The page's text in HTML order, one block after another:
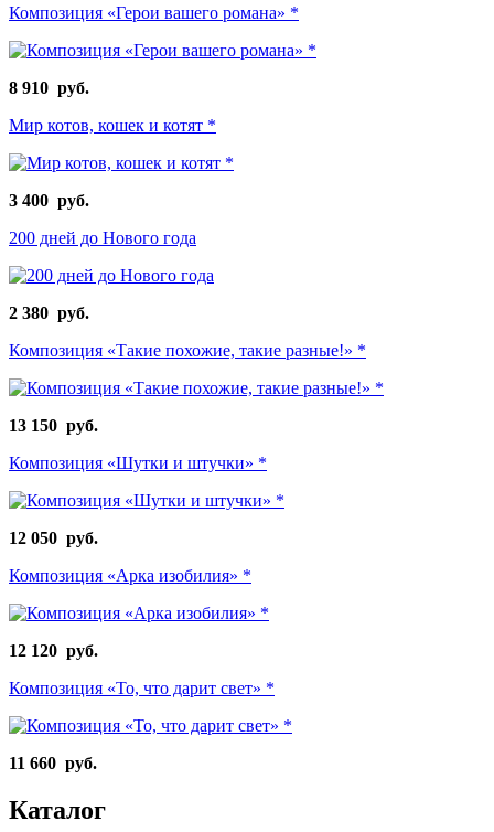
Композиция «Герои вашего романа» *
8 910 руб.
Мир котов, кошек и котят *
3 400 руб.
200 дней до Нового года
2 380 руб.
Композиция «Такие похожие, такие разные!» *
13 150 руб.
Композиция «Шутки и штучки» *
12 050 руб.
Композиция «Арка изобилия» *
12 120 руб.
Композиция «То, что дарит свет» *
11 660 руб.
Каталог